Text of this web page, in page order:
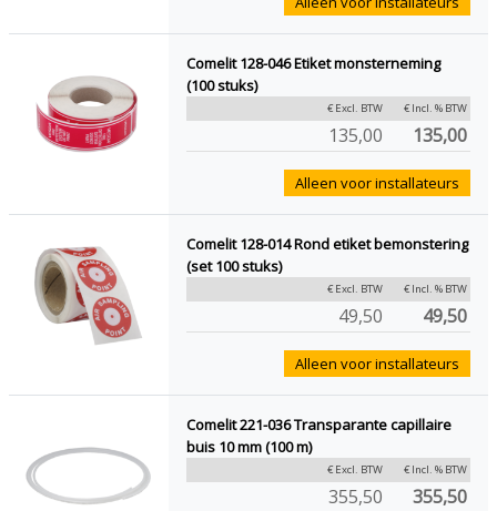
Comelit 128-046 Etiket monsterneming
(100 stuks)
€ Excl. BTW € Incl. % BTW
135,00 135,00
Alleen voor installateurs
Comelit 128-014 Rond etiket bemonstering
(set 100 stuks)
€ Excl. BTW € Incl. % BTW
49,50 49,50
Alleen voor installateurs
Comelit 221-036 Transparante capillaire
buis 10 mm (100 m)
€ Excl. BTW € Incl. % BTW
355,50 355,50